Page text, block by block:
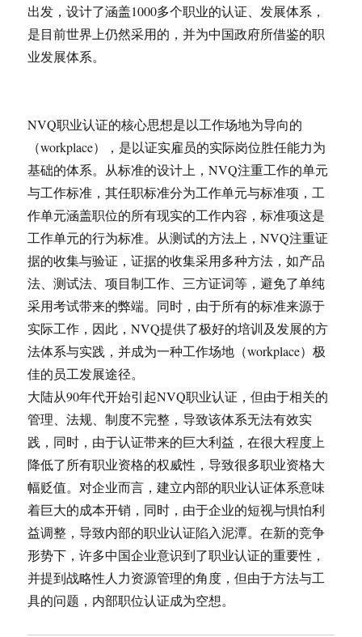
出发，设计了涵盖1000多个职业的认证、发展体系，
是目前世界上仍然采用的，并为中国政府所借鉴的职
业发展体系。
NVQ职业认证的核心思想是以工作场地为导向的
（workplace），是以证实雇员的实际岗位胜任能力为
基础的体系。从标准的设计上，NVQ注重工作的单元
与工作标准，其任职标准分为工作单元与标准项，工
作单元涵盖职位的所有现实的工作内容，标准项这是
工作单元的行为标准。从测试的方法上，NVQ注重证
据的收集与验证，证据的收集采用多种方法，如产品
法、测试法、项目制工作、三方证词等，避免了单纯
采用考试带来的弊端。同时，由于所有的标准来源于
实际工作，因此，NVQ提供了极好的培训及发展的方
法体系与实践，并成为一种工作场地（workplace）极
佳的员工发展途径。
大陆从90年代开始引起NVQ职业认证，但由于相关的
管理、法规、制度不完整，导致该体系无法有效实
践，同时，由于认证带来的巨大利益，在很大程度上
降低了所有职业资格的权威性，导致很多职业资格大
幅贬值。对企业而言，建立内部的职业认证体系意味
着巨大的成本开销，同时，由于企业的短视与惧怕利
益调整，导致内部的职业认证陷入泥潭。在新的竞争
形势下，许多中国企业意识到了职业认证的重要性，
并提到战略性人力资源管理的角度，但由于方法与工
具的问题，内部职位认证成为空想。